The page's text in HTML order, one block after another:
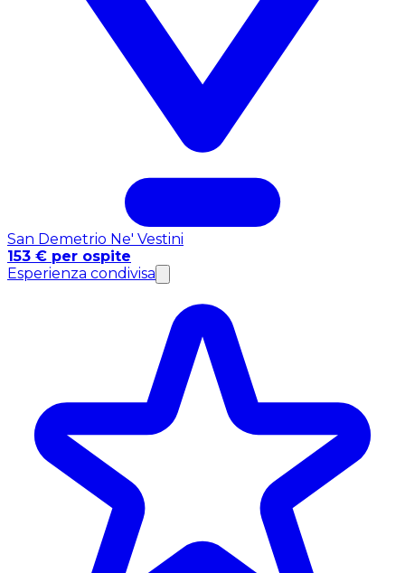
San Demetrio Ne' Vestini
153 € per ospite
Esperienza condivisa